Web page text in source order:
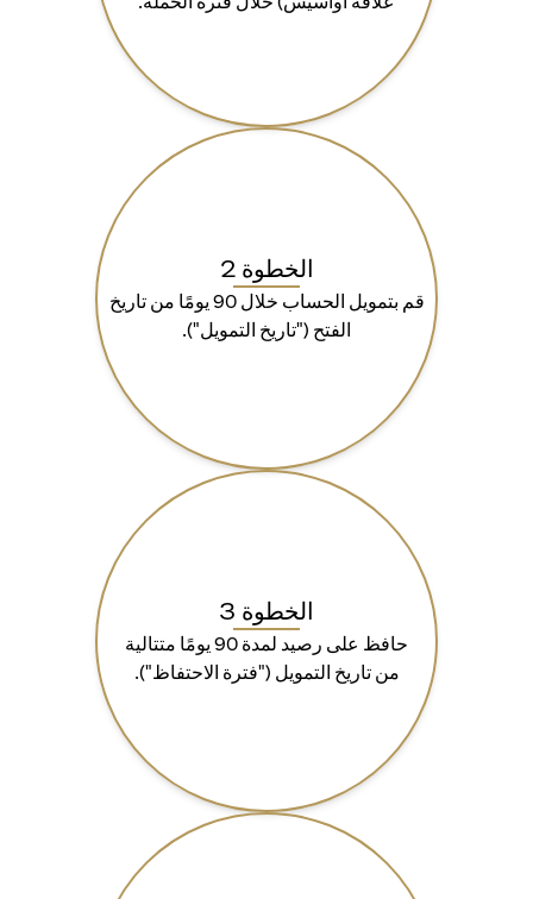
الخطوة 2
قم بتمويل الحساب خلال 90 يومًا من تاريخ
الفتح ("تاريخ التمويل").
الخطوة 3
حافظ على رصيد لمدة 90 يومًا متتالية
من تاريخ التمويل ("فترة الاحتفاظ").